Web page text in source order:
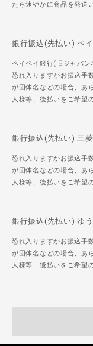
たら速やかに商品を発送
銀行振込(先払い) ペ
ペイペイ銀行(旧ジャパン
恐れ入りますがお振込手
が団体名などの場合、あ
人様等、後払いをご希望
銀行振込(先払い) 三
恐れ入りますがお振込手
が団体名などの場合、あ
人様等、後払いをご希望
銀行振込(先払い) ゆ
恐れ入りますがお振込手
が団体名などの場合、あ
人様等、後払いをご希望